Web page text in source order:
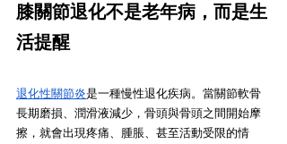
膝關節退化不是老年病，而是生
活提醒
退化性關節炎是一種慢性退化疾病。當關節軟骨
長期磨損、潤滑液減少，骨頭與骨頭之間開始摩
擦，就會出現疼痛、腫脹、甚至活動受限的情